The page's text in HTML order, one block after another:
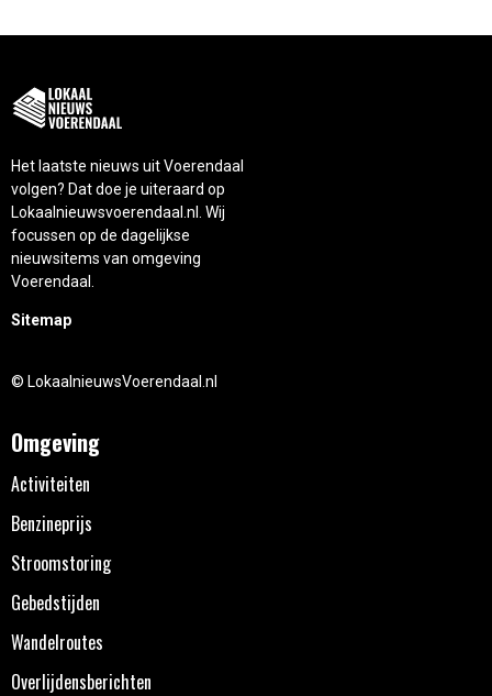
Het laatste nieuws uit Voerendaal
volgen? Dat doe je uiteraard op
Lokaalnieuwsvoerendaal.nl. Wij
focussen op de dagelijkse
nieuwsitems van omgeving
Voerendaal.
Sitemap
© LokaalnieuwsVoerendaal.nl
Omgeving
Activiteiten
Benzineprijs
Stroomstoring
Gebedstijden
Wandelroutes
Overlijdensberichten